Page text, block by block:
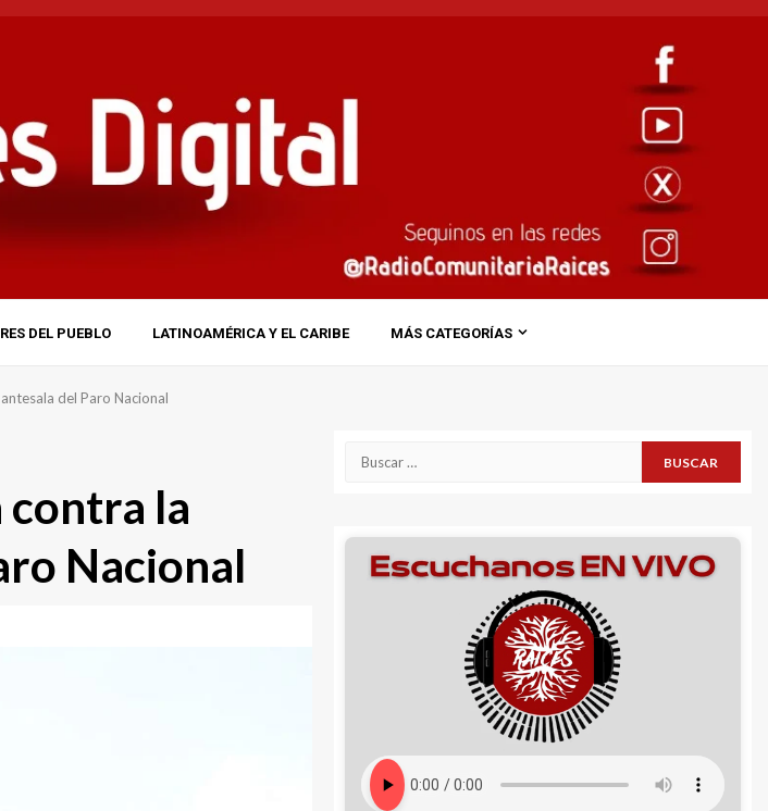
DEL PUEBLO LATINOAMÉRICA Y EL CARIBE MÁS CATEGORÍAS
del Paro Nacional
contra la
Nacional
Buscar: